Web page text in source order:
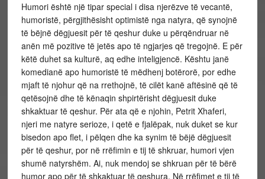
Humori është një tipar special i disa njerëzve të vecantë,
humoristë, përgjithësisht optimistë nga natyra, që synojnë
të bëjnë dëgjuesit për të qeshur duke u përqëndruar në
anën më pozitive të jetës apo të ngjarjes që tregojnë. E për
këtë duhet sa kulturë, aq edhe inteligjencë. Kështu janë
komedianë apo humoristë të mëdhenj botërorë, por edhe
mjaft të njohur që na rrethojnë, të cilët kanë aftësinë që të
qetësojnë dhe të kënaqin shpirtërisht dëgjuesit duke
shkaktuar të qeshur. Për ata që e njohin, Petrit Xhaferi,
njeri me natyre serioze, i qetë e fjalëpak, nuk duket se kur
bisedon apo flet, i pëlqen dhe ka synim të bëjë dëgjuesit
për të qeshur, por në rrëfimin e tij të shkruar, humori vjen
shumë natyrshëm. Ai, nuk mendoj se shkruan për të bërë
humor apo për të shkaktuar të qeshura. Në rrëfimet e tij të